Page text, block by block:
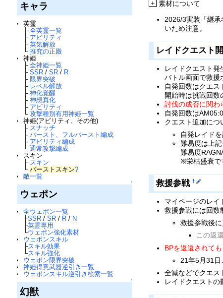
キャラ
英霊
├ 全英霊一覧
├ アビリティ
├ 英気解放
└ 推究の正殿
神姫
├ 全神姫一覧
├ SSR/ SR/ R
├ 限界突破
├ レベル解放
├ 神化覚醒
├ 神想真化
├ アビリティ
└ 攻撃種別有用神姫一覧
神姫(アビリティ、その他)
├ スナッチ
├ バースト、フルバースト編成
├ アビリティ編成
└ 通常攻撃編成
スキン
├ スキン
└ バーストスキン?
敵一覧
↑
ウェポン
全ウェポン一覧
├SSR/ SR/ R/ N
├英霊専用
└ウェポン強化素材
ウェポンスキル
├スキル効果
└スキル強化
ウェポン限界突破
神姫得意武器逆引き一覧
ウェポンスキル逆引き検索一覧
↑
幻獣
+ 素材について
2026/3実装「継承
いため注意。
レイドクエスト
レイドクエスト発
バトル画面で救援
自発回数はクエス
開始時は挑戦回数
討伐の成否に関わ
自発回数は
クエスト追加につ
自発レイド
難易度は上
難易度
※栄枯盛衰で
救援参戦†
マイページのレイ
救援参戦には回数
救援参戦後
この返
BPを返還されて
21年5月31日
全滅などでクエス
レイドクエストの